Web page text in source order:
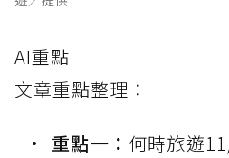
AI重點
文章重點整理：
重點一： 何時旅遊